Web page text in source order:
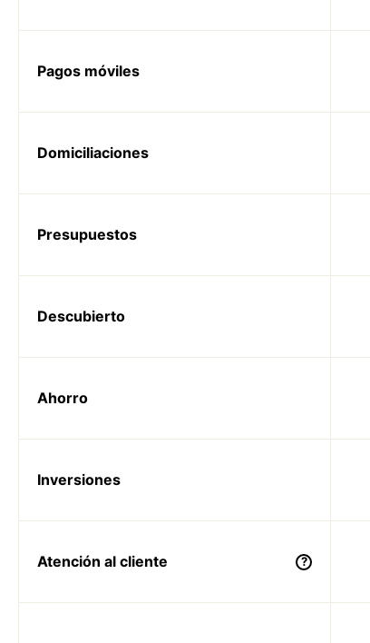
Pagos móviles
Domiciliaciones
Presupuestos
Descubierto
Ahorro
Inversiones
Atención al cliente ?